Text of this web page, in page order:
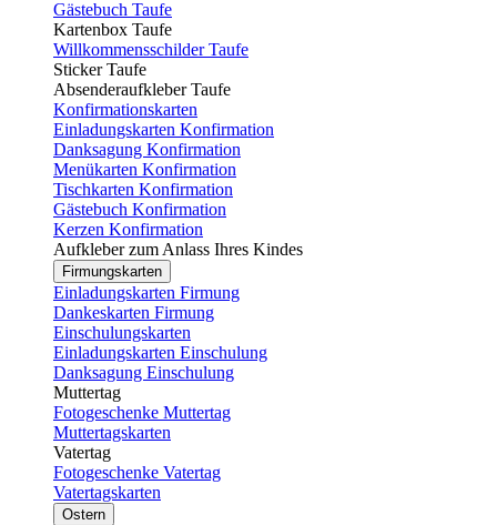
Gästebuch Taufe
Kartenbox Taufe
Willkommensschilder Taufe
Sticker Taufe
Absenderaufkleber Taufe
Konfirmationskarten
Einladungskarten Konfirmation
Danksagung Konfirmation
Menükarten Konfirmation
Tischkarten Konfirmation
Gästebuch Konfirmation
Kerzen Konfirmation
Aufkleber zum Anlass Ihres Kindes
Firmungskarten
Einladungskarten Firmung
Dankeskarten Firmung
Einschulungskarten
Einladungskarten Einschulung
Danksagung Einschulung
Muttertag
Fotogeschenke Muttertag
Muttertagskarten
Vatertag
Fotogeschenke Vatertag
Vatertagskarten
Ostern